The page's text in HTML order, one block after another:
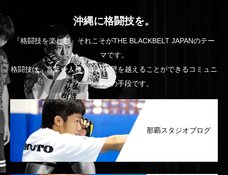
沖縄に格闘技を。
『格闘技を楽しむ』それこそがTHE BLACKBELT JAPANのテー
マです。
格闘技は、言葉や人種、年齢の壁を越えることができるコミュニ
ケーションの手段です。
那覇スタジオブログ